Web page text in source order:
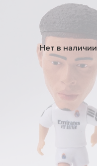
Нет в наличии